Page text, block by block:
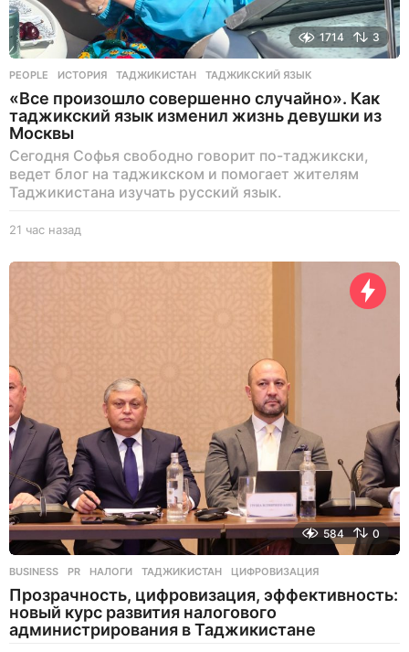
1714 3
PEOPLE ИСТОРИЯ ,ТАДЖИКИСТАН ,ТАДЖИКСКИЙ ЯЗЫК
«Все произошло совершенно случайно». Как
таджикский язык изменил жизнь девушки из
Москвы
Сегодня Софья свободно говорит по-таджикски,
ведет блог на таджикском и помогает жителям
Таджикистана изучать русский язык.
21 час назад
ч
584 0
BUSINESS ,PR НАЛОГИ ,ТАДЖИКИСТАН ,ЦИФРОВИЗАЦИЯ
Прозрачность, цифровизация, эффективность:
новый курс развития налогового
администрирования в Таджикистане